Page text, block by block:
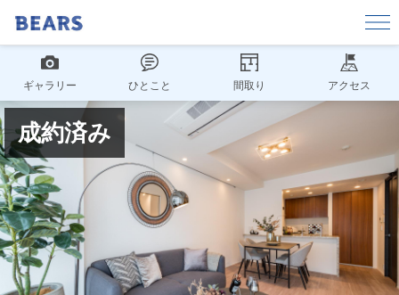
ギャラリー ひとこと 間取り アクセス
成約済み